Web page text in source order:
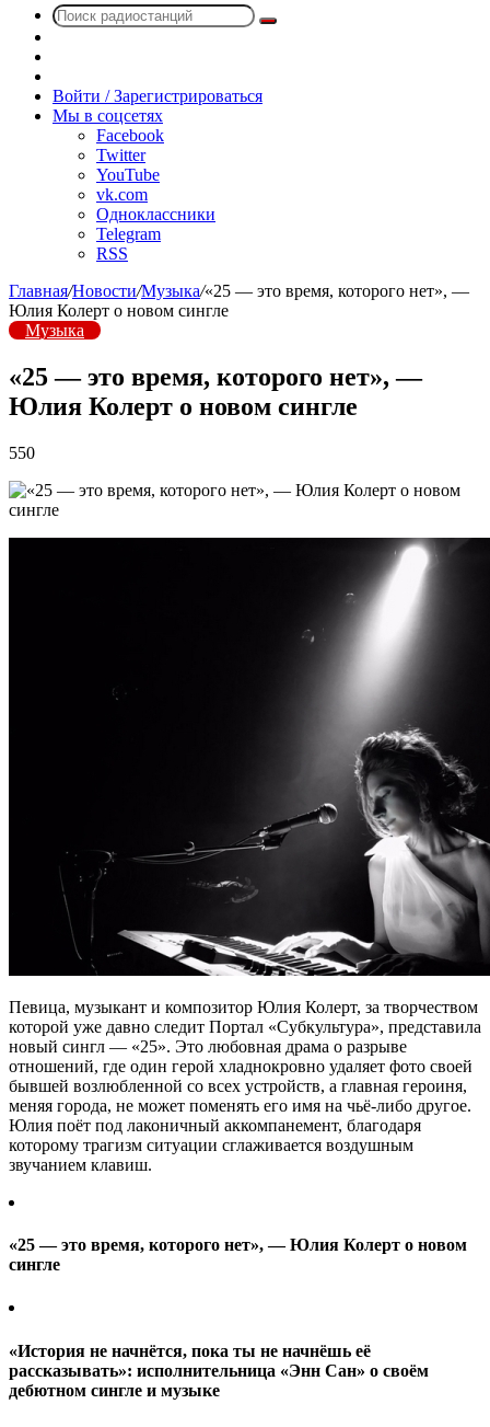
Поиск
радио
Войти / Зарегистрироваться
Мы в соцсетях
Facebook
Twitter
YouTube
vk.com
Одноклассники
Telegram
RSS
Главная/Новости/Музыка/«25 — это время, которого нет», —
Юлия Колерт о новом сингле
Музыка
«25 — это время, которого нет», —
Юлия Колерт о новом сингле
550
Певица, музыкант и композитор Юлия Колерт, за творчеством
которой уже давно следит Портал «Субкультура», представила
новый сингл — «25». Это любовная драма о разрыве
отношений, где один герой хладнокровно удаляет фото своей
бывшей возлюбленной со всех устройств, а главная героиня,
меняя города, не может поменять его имя на чьё-либо другое.
Юлия поёт под лаконичный аккомпанемент, благодаря
которому трагизм ситуации сглаживается воздушным
звучанием клавиш.
«25 — это время, которого нет», — Юлия Колерт о новом
сингле
«История не начнётся, пока ты не начнёшь её
рассказывать»: исполнительница «Энн Сан» о своём
дебютном сингле и музыке